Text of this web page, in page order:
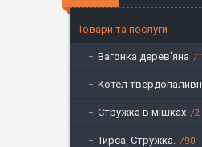
Товари та послуги
Вагонка дерев'яна
Котел
Стружка в мішках 2
Тирса, Стружка. 90